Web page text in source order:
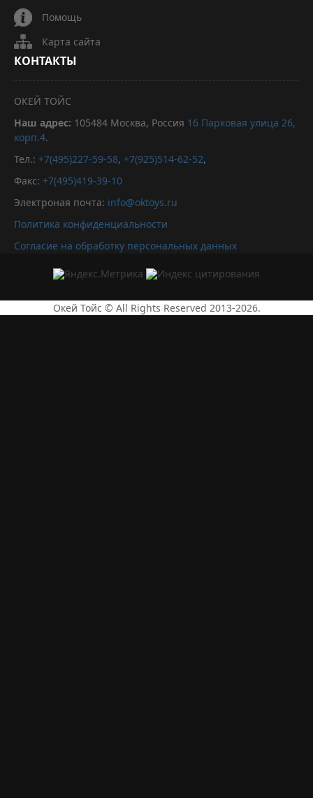
Помощь
Карта сайта
КОНТАКТЫ
ОКЕЙ ТОЙС
Наш адрес: 105484 Москва, Россия 16 Парковая улица 26,
корп.4.
Тел.: +7(495)227-59-58, +7(925)514-62-52,
Факс: +7(495)419-39-10
Электроная почта: info@oktoys.ru
Политика конфиденциальности
Согласие на обработку персональных данных
Окей Тойс © All Rights Reserved 2013-2026.